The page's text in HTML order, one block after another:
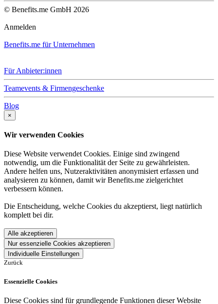
© Benefits.me GmbH 2026
Anmelden
Benefits.me für Unternehmen
Für Anbieter:innen
Teamevents & Firmengeschenke
Blog
×
Wir verwenden Cookies
Diese Website verwendet Cookies. Einige sind zwingend
notwendig, um die Funktionalität der Seite zu gewährleisten.
Andere helfen uns, Nutzeraktivitäten anonymisiert erfassen und
analysieren zu können, damit wir Benefits.me zielgerichtet
verbessern können.
Die Entscheidung, welche Cookies du akzeptierst, liegt natürlich
komplett bei dir.
Alle akzeptieren
Nur essenzielle Cookies akzeptieren
Individuelle Einstellungen
Zurück
Essenzielle Cookies
Diese Cookies sind für grundlegende Funktionen dieser Website